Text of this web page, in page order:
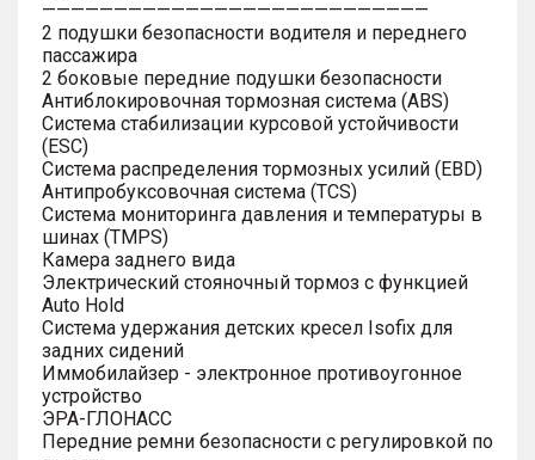
———————————————————————————
2 подушки безопасности водителя и переднего
пассажира
2 боковые передние подушки безопасности
Антиблокировочная тормозная система (ABS)
Система стабилизации курсовой устойчивости
(ESC)
Система распределения тормозных усилий (EBD)
Антипробуксовочная система (TCS)
Система мониторинга давления и температуры в
шинах (TMPS)
Камера заднего вида
Электрический стояночный тормоз с функцией
Auto Hold
Система удержания детских кресел Isofix для
задних сидений
Иммобилайзер - электронное противоугонное
устройство
ЭРА-ГЛОНАСС
Передние ремни безопасности с регулировкой по